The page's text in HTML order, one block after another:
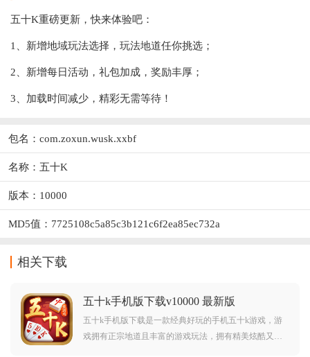
五十K重磅更新，快来体验吧：
1、新增地域玩法选择，玩法地道任你挑选；
2、新增每日活动，礼包加成，奖励丰厚；
3、加载时间减少，精彩无需等待！
包名：com.zoxun.wusk.xxbf
名称：五十K
版本：10000
MD5值：7725108c5a85c3b121c6f2ea85ec732a
相关下载
五十k手机版下载v10000 最新版
五十k手机版下载是一款经典好玩的手机五十k游戏，游
戏拥有正宗地道且丰富的游戏玩法，拥有精美炫酷又华